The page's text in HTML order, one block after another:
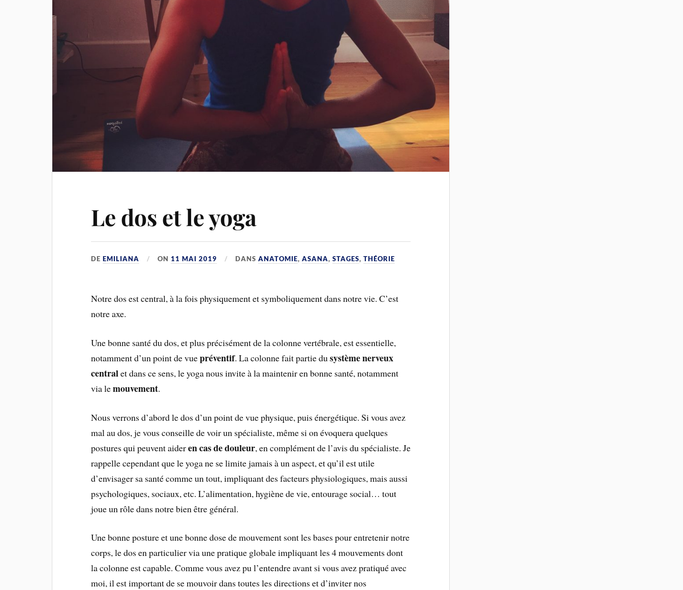
Le dos et le yoga
DEEMILIANA ON 11 MAI 2019 DANSANATOMIE,ASANA,STAGES,THÉORIE
Notre dos est central, à la fois physiquement et symboliquement dans notre vie. C’est
notre axe.
Une bonne santé du dos, et plus précisément de la colonne vertébrale, est essentielle,
notamment d’un point de vuepréventif. La colonne fait partie dusystème nerveux
centralet dans ce sens, le yoga nous invite à la maintenir en bonne santé, notamment
via lemouvement.
Nous verrons d’abord le dos d’un point de vue physique, puis énergétique. Si vous avez
mal au dos, je vous conseille de voir un spécialiste, même si on évoquera quelques
postures qui peuvent aideren cas de douleur, en complément de l’avis du spécialiste. Je
rappelle cependant que le yoga ne se limite jamais à un aspect, et qu’il est utile
d’envisager sa santé comme un tout, impliquant des facteurs physiologiques, mais aussi
psychologiques, sociaux, etc. L’alimentation, hygiène de vie, entourage social… tout
joue un rôle dans notre bien être général.
Une bonne posture et une bonne dose de mouvement sont les bases pour entretenir notre
corps, le dos en particulier via une pratique globale impliquant les 4 mouvements dont
la colonne est capable. Comme vous avez pu l’entendre avant si vous avez pratiqué avec
moi, il est important de se mouvoir dans toutes les directions et d’inviter nos